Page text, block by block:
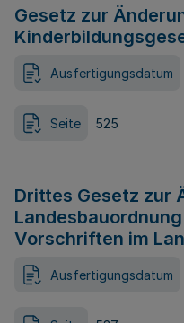
Gesetz zur
Ausfertigungsdatum
Seite 525
Drittes Gesetz zur
Vorschriften im
Ausfertigungsdatum